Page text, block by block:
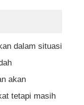
dalam situasi
akan
tetapi masih